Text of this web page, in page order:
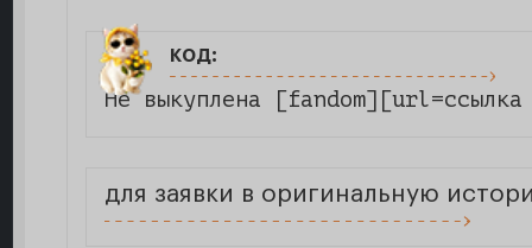
код:
Не выкуплена
для заявки в оригинальную